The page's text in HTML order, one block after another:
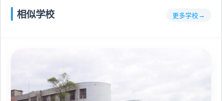
相似学校 更多学校